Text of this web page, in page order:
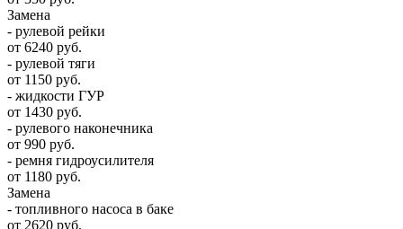
Замена
- рулевой рейки
от 6240 руб.
- рулевой тяги
от 1150 руб.
- жидкости ГУР
от 1430 руб.
- рулевого наконечника
от 990 руб.
- ремня гидроусилителя
от 1180 руб.
Замена
- топливного насоса в баке
от 2620 руб.